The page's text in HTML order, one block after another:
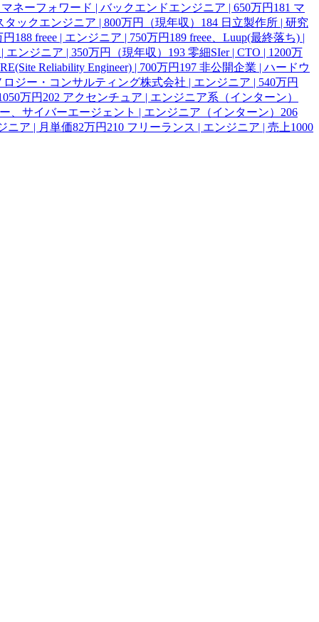
マネーフォワード | バックエンドエンジニア | 650万円 181 マ
ックエンジニア | 800万円（現年収） 184 日立製作所 | 研究
円 188 freee | エンジニア | 750万円 189 freee、Luup(最終落ち) |
エンジニア | 350万円（現年収） 193 零細SIer | CTO | 1200万
Reliability Engineer) | 700万円 197 非公開企業 | ハードウ
ジー・コンサルティング株式会社 | エンジニア | 540万円
万円 202 アクセンチュア | エンジニア系（インターン）
、サイバーエージェント | エンジニア（インターン） 206
ニア | 月単価82万円 210 フリーランス | エンジニア | 売上1000